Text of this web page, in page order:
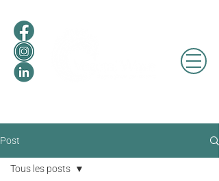
Post
Tous les posts